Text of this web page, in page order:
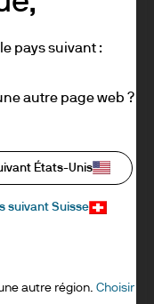
que le
est à sa seule
– y
alors que les
avoir une
aux actifs
pays suivant :
autre page web ?
États-Unis
suivant Suisse
autre région. Choisir